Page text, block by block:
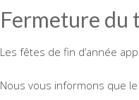
Fermeture du
Les fêtes de fin d’année
Nous vous informons que